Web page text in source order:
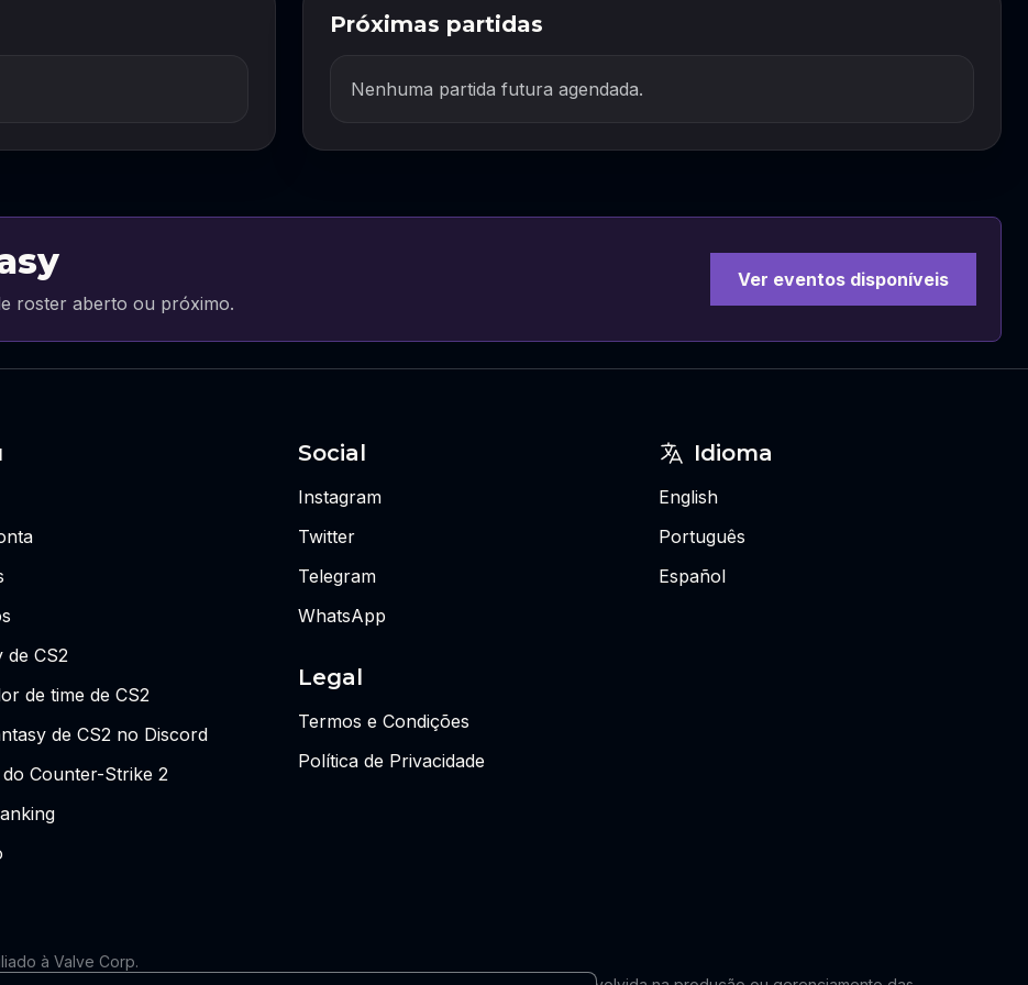
Próximas partidas
Nenhuma partida futura agendada.
roster aberto ou próximo.
Ver eventos disponíveis
de CS2
de time de CS2
de CS2 no Discord
Counter-Strike 2
Social
Instagram
Twitter
Telegram
WhatsApp
Legal
Termos e Condições
Política de Privacidade
Idioma
English
Português
Español
à Valve Corp.